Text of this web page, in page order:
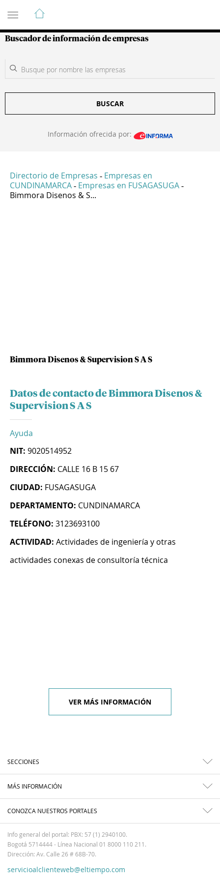
Guía de Empresas Colombianas
Buscador de información de empresas
BUSCAR
Información ofrecida por:
Directorio de Empresas - Empresas en
CUNDINAMARCA - Empresas en FUSAGASUGA -
Bimmora Disenos & S...
Bimmora Disenos & Supervision S A S
Datos de contacto de Bimmora Disenos &
Supervision S A S
Ayuda
NIT: 9020514952
DIRECCIÓN: CALLE 16 B 15 67
CIUDAD: FUSAGASUGA
DEPARTAMENTO: CUNDINAMARCA
TELÉFONO: 3123693100
ACTIVIDAD: Actividades de ingeniería y otras
actividades conexas de consultoría técnica
VER MÁS INFORMACIÓN
SECCIONES
MÁS INFORMACIÓN
CONOZCA NUESTROS PORTALES
Info general del portal: PBX: 57 (1) 2940100.
Bogotá 5714444 - Línea Nacional 01 8000 110 211.
Dirección: Av. Calle 26 # 68B-70.
servicioalclienteweb@eltiempo.com